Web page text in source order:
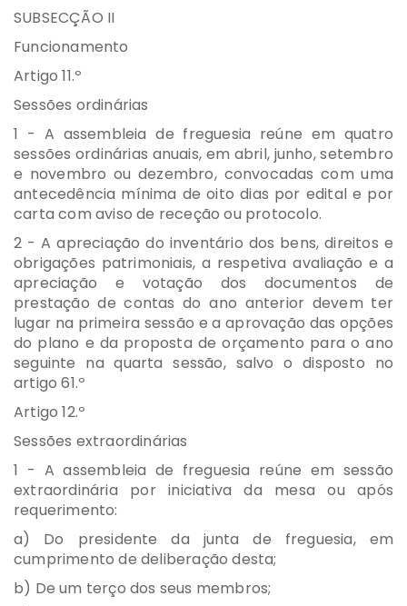
SUBSECÇÃO II
Funcionamento
Artigo 11.º
Sessões ordinárias
1 - A assembleia de freguesia reúne em quatro
sessões ordinárias anuais, em abril, junho, setembro
e novembro ou dezembro, convocadas com uma
antecedência mínima de oito dias por edital e por
carta com aviso de receção ou protocolo.
2 - A apreciação do inventário dos bens, direitos e
obrigações patrimoniais, a respetiva avaliação e a
apreciação e votação dos documentos de
prestação de contas do ano anterior devem ter
lugar na primeira sessão e a aprovação das opções
do plano e da proposta de orçamento para o ano
seguinte na quarta sessão, salvo o disposto no
artigo 61.º
Artigo 12.º
Sessões extraordinárias
1 - A assembleia de freguesia reúne em sessão
extraordinária por iniciativa da mesa ou após
requerimento:
a) Do presidente da junta de freguesia, em
cumprimento de deliberação desta;
b) De um terço dos seus membros;